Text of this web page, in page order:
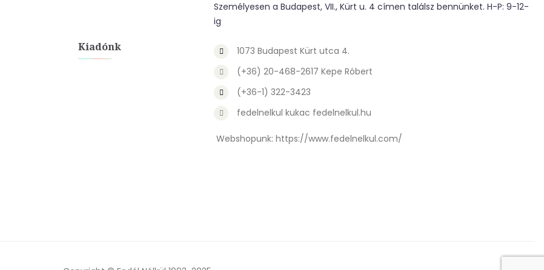
Kiadónk
Személyesen a Budapest, VII., Kürt u. 4 címen találsz bennünket. H-P: 9-12-
ig
1073 Budapest Kürt utca 4.
(+36) 20-468-2617 Kepe Róbert
(+36-1) 322-3423
fedelnelkul kukac fedelnelkul.hu
Webshopunk: https://www.fedelnelkul.com/